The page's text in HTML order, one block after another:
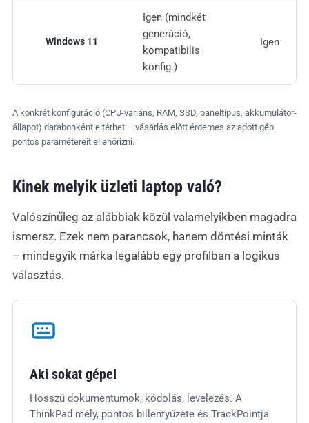
Windows 11
Igen (mindkét
generáció,
kompatibilis
konfig.)
Igen
A konkrét konfiguráció (CPU-variáns, RAM, SSD, paneltípus, akkumulátor-
állapot) darabonként eltérhet – vásárlás előtt érdemes az adott gép
pontos paramétereit ellenőrizni.
Kinek melyik üzleti laptop való?
Valószínűleg az alábbiak közül valamelyikben magadra
ismersz. Ezek nem parancsok, hanem döntési minták
– mindegyik márka legalább egy profilban a logikus
választás.
Aki sokat gépel
Hosszú dokumentumok, kódolás, levelezés. A
ThinkPad mély, pontos billentyűzete és TrackPointja